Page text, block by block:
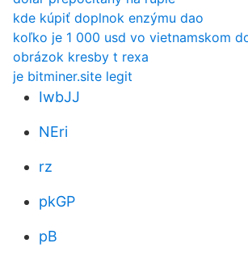
kde kúpiť doplnok enzýmu dao
koľko je 1 000 usd vo vietnamskom
obrázok kresby t rexa
je bitminer.site legit
IwbJJ
NEri
rz
pkGP
pB